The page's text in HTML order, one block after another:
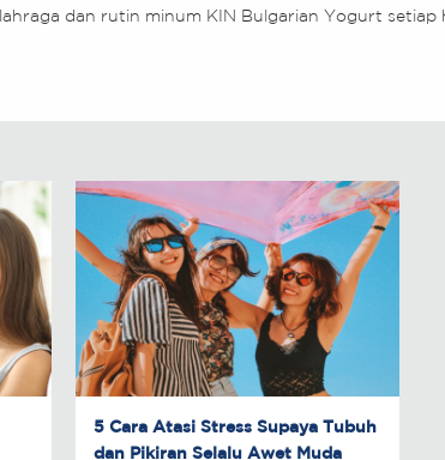
dan rutin minum KIN Bulgarian Yogurt setiap
5 Cara Atasi Stress Supaya Tubuh
dan Pikiran Selalu Awet Muda